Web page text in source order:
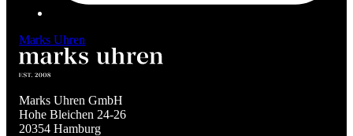
Marks Uhren
Marks Uhren GmbH
Hohe Bleichen 24-26
20354 Hamburg